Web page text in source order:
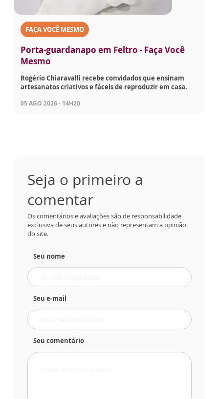
FAÇA VOCÊ MESMO
Porta-guardanapo em Feltro - Faça Você
Mesmo
Rogério Chiaravalli recebe convidados que ensinam
artesanatos criativos e fáceis de reproduzir em casa.
05 AGO 2026 - 14H20
Seja o primeiro a
comentar
Os comentários e avaliações são de responsabilidade
exclusiva de seus autores e não representam a opinião
do site.
Seu nome
Seu e-mail
Seu comentário